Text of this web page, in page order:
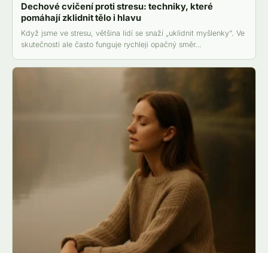
Dechové cvičení proti stresu: techniky, které
pomáhají zklidnit tělo i hlavu
Když jsme ve stresu, většina lidí se snaží „uklidnit myšlenky“. Ve
skutečnosti ale často funguje rychleji opačný směr…